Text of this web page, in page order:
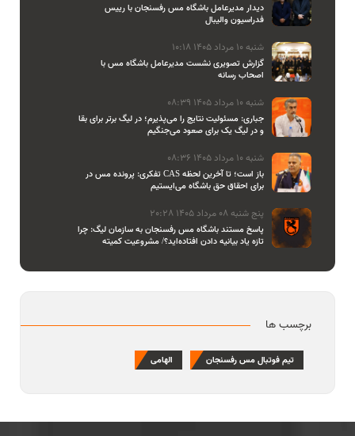
دیدار مدیرعامل باشگاه مس رفسنجان با رییس
فدراسیون والیبال
شنبه 10 مرداد 1405 10:18
گزارش تصویری نشست مدیرعامل باشگاه مس با
اصحاب رسانه
شنبه 10 مرداد 1405 08:39
جباری: مسئولیت نتایج را می‌پذیرم؛ در لیگ برتر برای بقا
و در لیگ یک برای صعود می‌جنگیم
شنبه 10 مرداد 1405 08:36
تفکری: پرونده مس در CAS باز است؛ تا آخرین لحظه
برای احقاق حق باشگاه می‌ایستیم
پنج شنبه 08 مرداد 1405 20:28
پاسخ مستند باشگاه مس رفسنجان به سازمان لیگ: چرا
تازه یاد بیانیه دادن افتاده‌اید؟/ مشروعیت کمیته
برچسب ها
تیم فوتبال مس رفسنجان الهامی